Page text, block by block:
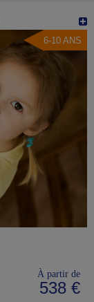
6-10 ANS
À partir de
538 €